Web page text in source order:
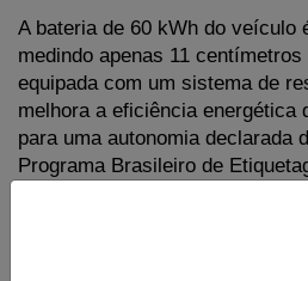
A bateria de 60 kWh do veículo
medindo apenas 11
equipada com um sistema de
melhora a eficiência energética
para uma autonomia declarada
Programa Brasileiro de